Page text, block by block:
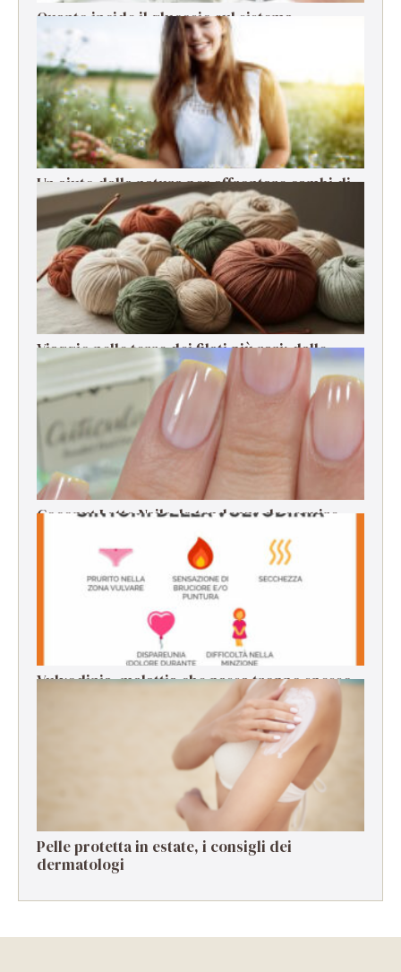
Quanto incide il glucosio sul sistema
immunitario?
Un aiuto dalla natura per affrontare cambi di
stagione, stress e cali di energia
Viaggio nelle terre dei filati più rari: dalle
origini alla filatura
Coconut Latte Nails, la tendenza da seguire
Vulvodinia, malattia che passa troppo spesso
Pelle protetta in estate, i consigli dei
dermatologi